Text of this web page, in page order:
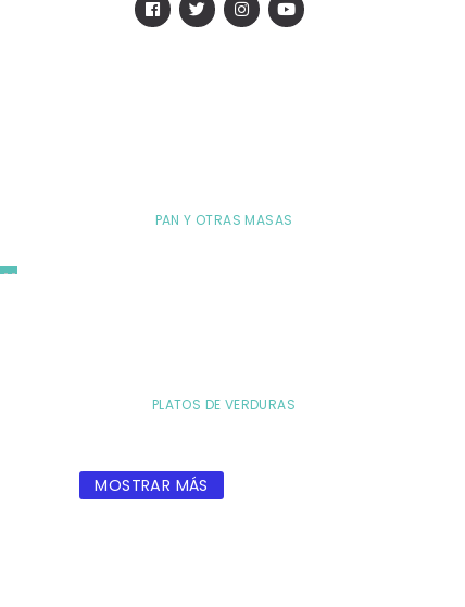
PAN Y OTRAS MASAS
PLATOS DE VERDURAS
MOSTRAR MÁS